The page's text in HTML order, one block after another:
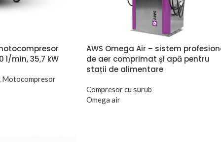
l/min, 35,7 kW
Motocompresor
AWS Omega Air – sistem
de aer comprimat și apă pentru
stații de alimentare
Compresor cu șurub
Omega air